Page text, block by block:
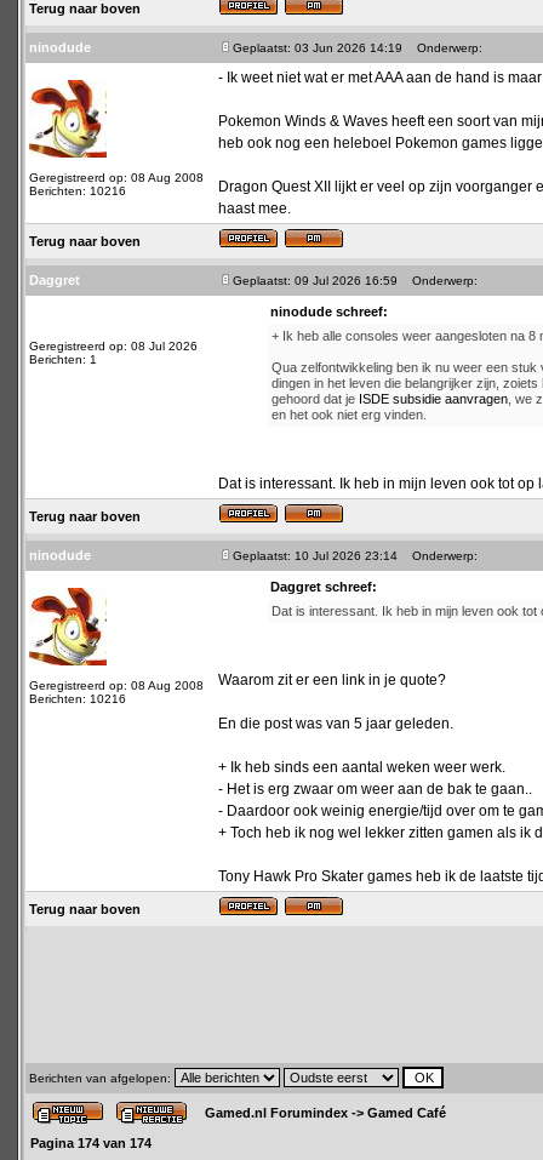
Terug naar boven
ninodude Geplaatst: 03 Jun 2026 14:19 Onderwerp:
Geregistreerd op: 08 Aug 2008
Berichten: 10216
- Ik weet niet wat er met AAA aan de hand is
Pokemon Winds & Waves heeft een soort van
heb ook nog een heleboel Pokemon games
Dragon Quest XII lijkt er veel op zijn
haast mee.
Terug naar boven
Daggret Geplaatst: 09 Jul 2026 16:59 Onderwerp:
Geregistreerd op: 08 Jul 2026
Berichten: 1
ninodude schreef:
+ Ik heb alle consoles weer aangesloten na 8
Qua zelfontwikkeling ben ik nu weer een
dingen in het leven die belangrijker zijn,
gehoord dat je ISDE subsidie aanvragen , we
en het ook niet erg vinden.
Dat is interessant. Ik heb in mijn leven ook tot
Terug naar boven
ninodude Geplaatst: 10 Jul 2026 23:14 Onderwerp:
Geregistreerd op: 08 Aug 2008
Berichten: 10216
Daggret schreef:
Dat is interessant. Ik heb in mijn leven ook
Waarom zit er een link in je quote?
En die post was van 5 jaar geleden.
+ Ik heb sinds een aantal weken weer werk.
- Het is erg zwaar om weer aan de bak te gaan..
- Daardoor ook weinig energie/tijd over om te
+ Toch heb ik nog wel lekker zitten gamen als ik
Tony Hawk Pro Skater games heb ik de laatste
Terug naar boven
Berichten van afgelopen:
Gamed.nl Forumindex -> Gamed Café
Pagina 174 van 174